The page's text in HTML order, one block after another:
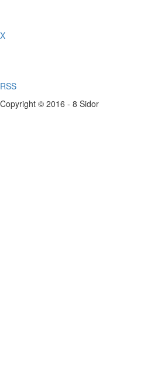
X
RSS
Copyright © 2016 - 8 Sidor